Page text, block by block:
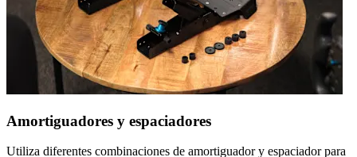
Amortiguadores y espaciadores
Utiliza diferentes combinaciones de amortiguador y espaciador para